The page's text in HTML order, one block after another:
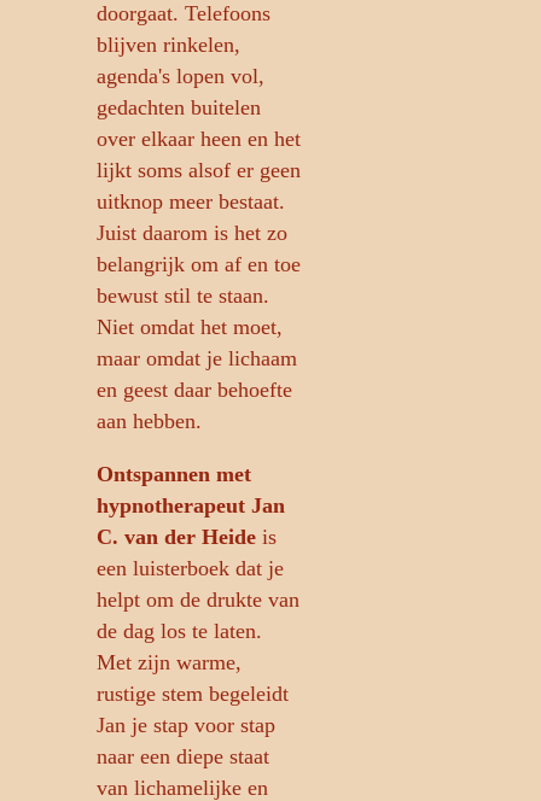
doorgaat. Telefoons
blijven rinkelen,
agenda's lopen vol,
gedachten buitelen
over elkaar heen en het
lijkt soms alsof er geen
uitknop meer bestaat.
Juist daarom is het zo
belangrijk om af en toe
bewust stil te staan.
Niet omdat het moet,
maar omdat je lichaam
en geest daar behoefte
aan hebben.
Ontspannen met
hypnotherapeut Jan
C. van der Heide is
een luisterboek dat je
helpt om de drukte van
de dag los te laten.
Met zijn warme,
rustige stem begeleidt
Jan je stap voor stap
naar een diepe staat
van lichamelijke en